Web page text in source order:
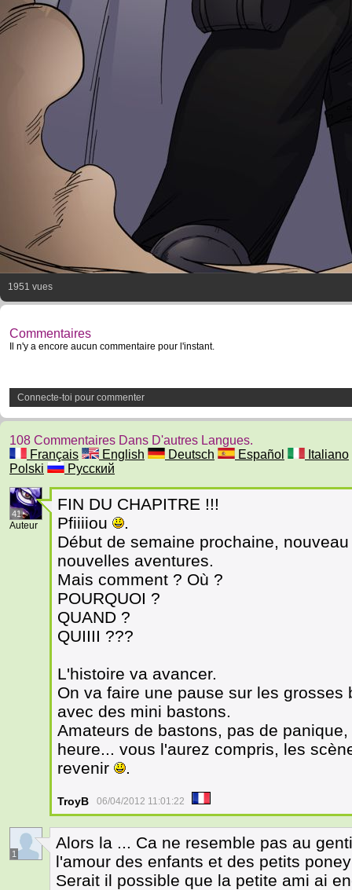
1951 vues
Commentaires
Il n'y a encore aucun commentaire pour l'instant.
Connecte-toi pour commenter
108 Commentaires Dans D'autres Langues.
Français
English Deutsch Español
Italiano
Polski
Русский
41
Auteur
FIN DU CHAPITRE !!!
Pfiiiiou
.
Début de semaine prochaine,
nouvelles aventures.
Mais comment ? Où ?
POURQUOI ?
QUAND ?
QUIIII ???
L'histoire va avancer.
On va faire une pause sur les
avec des mini bastons.
Amateurs de bastons, pas de
heure... vous l'aurez compris, les
revenir
.
TroyB 06/04/2012 11:01:22
1
Alors la ... Ca ne resemble pas au
l'amour des enfants et des petits
Serait il possible que la petite ami ai